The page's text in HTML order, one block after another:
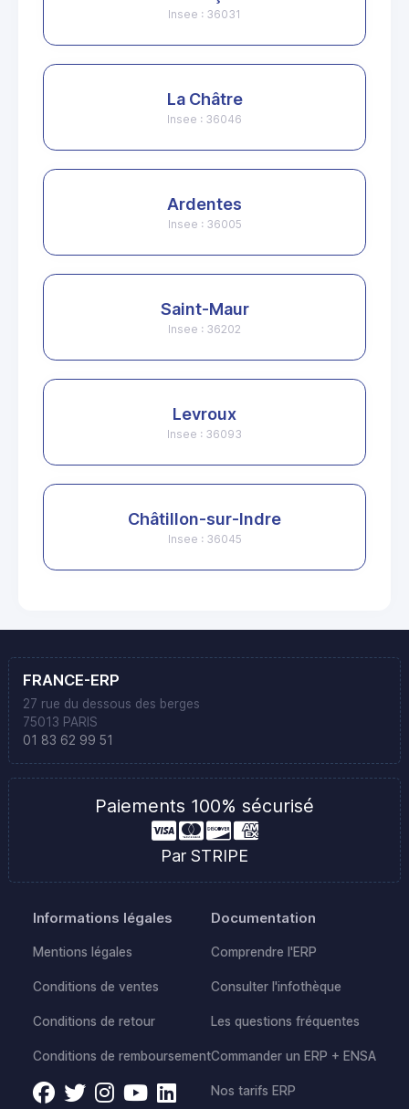
Insee : 36031
La Châtre
Insee : 36046
Ardentes
Insee : 36005
Saint-Maur
Insee : 36202
Levroux
Insee : 36093
Châtillon-sur-Indre
Insee : 36045
FRANCE-ERP
27 rue du dessous des berges
75013 PARIS
01 83 62 99 51
Paiements 100% sécurisé
Par STRIPE
Informations légales
Mentions légales
Conditions de ventes
Conditions de retour
Conditions de remboursement
Documentation
Comprendre l'ERP
Consulter l'infothèque
Les questions fréquentes
Commander un ERP + ENSA
Nos tarifs ERP